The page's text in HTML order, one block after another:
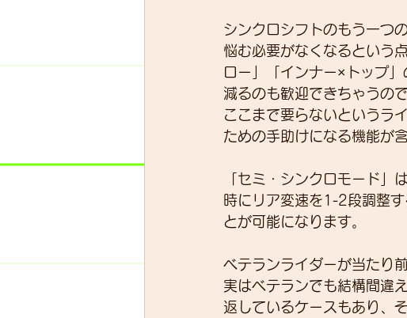
シンクロシフトのもう一つ
悩む必要がなくなるという
ロー」「インナー×トップ
減るのも歓迎できちゃうので
ここまで要らないというラ
ための手助けになる機能が
「セミ・シンクロモード」
時にリア変速を1-2段調整
とが可能になります。
ベテランライダーが当たり
実はベテランでも結構間違
返しているケースもあり、